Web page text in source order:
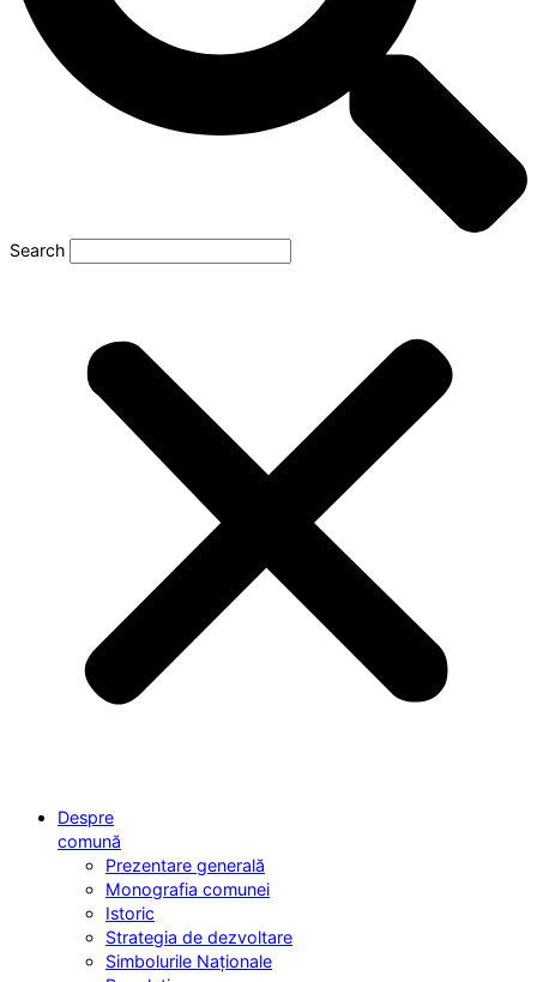
Search
Despre
comună
Prezentare generală
Monografia comunei
Istoric
Strategia de dezvoltare
Simbolurile Naționale